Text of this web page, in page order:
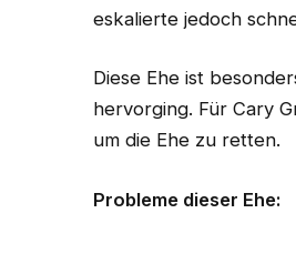
eskalierte jedoch
Diese Ehe ist
hervorging. Für Cary
um die Ehe zu retten.
Probleme dieser Ehe: